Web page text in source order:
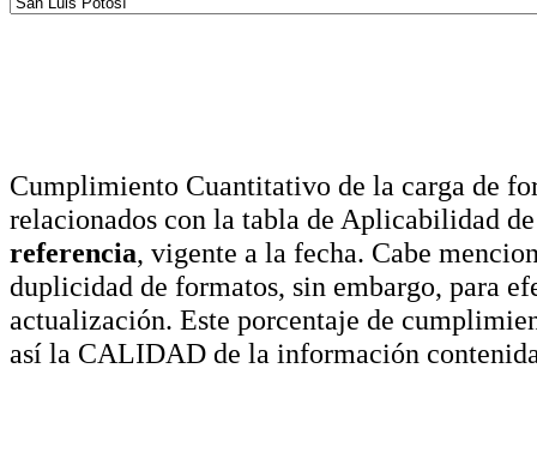
Cumplimiento Cuantitativo de la carga de
relacionados con la tabla de Aplicabilidad
referencia, vigente a la fecha. Cabe
duplicidad de formatos, sin embargo, para
actualización. Este porcentaje de
así la CALIDAD de la información